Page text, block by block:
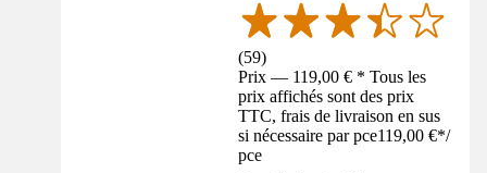
(59)
Prix — 119,00 € * Tous les
prix affichés sont des prix
TTC, frais de livraison en sus
si nécessaire par pce119,00 €*/
pce